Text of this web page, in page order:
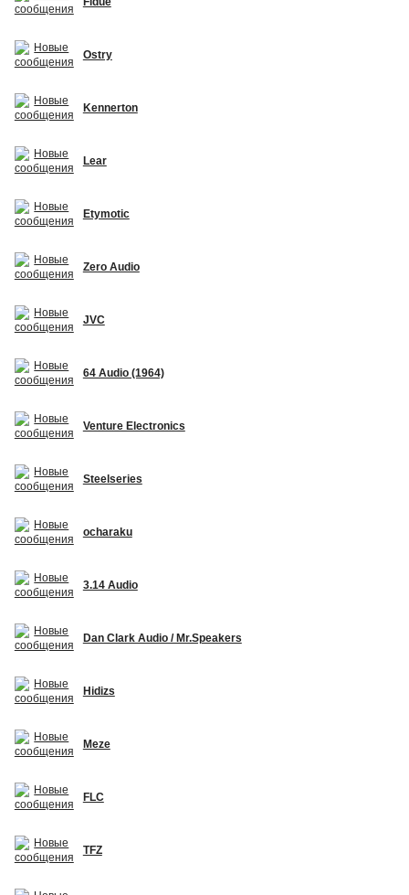
Ostry
Kennerton
Lear
Etymotic
Zero Audio
JVC
64 Audio (1964)
Venture Electronics
Steelseries
ocharaku
3.14 Audio
Dan Clark Audio / Mr.Speakers
Hidizs
Meze
FLC
TFZ